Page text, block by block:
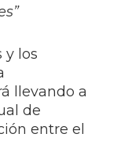
y los
llevando a
de
entre el